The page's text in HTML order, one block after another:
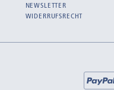
NEWSLETTER
WIDERRUFSRECHT
Bei